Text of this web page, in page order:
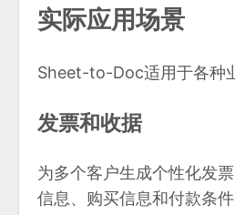
实际应用场景
Sheet-to-Doc适用于各种
发票和收据
为多个客户生成个性化发
信息、购买信息和付款条件